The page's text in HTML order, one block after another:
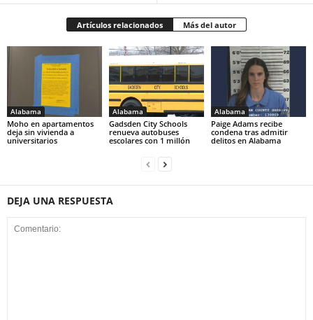
Artículos relacionados Más del autor
Alabama
Moho en apartamentos
deja sin vivienda a
universitarios
Alabama
Gadsden City Schools
renueva autobuses
escolares con 1 millón
Alabama
Paige Adams recibe
condena tras admitir
delitos en Alabama
DEJA UNA RESPUESTA